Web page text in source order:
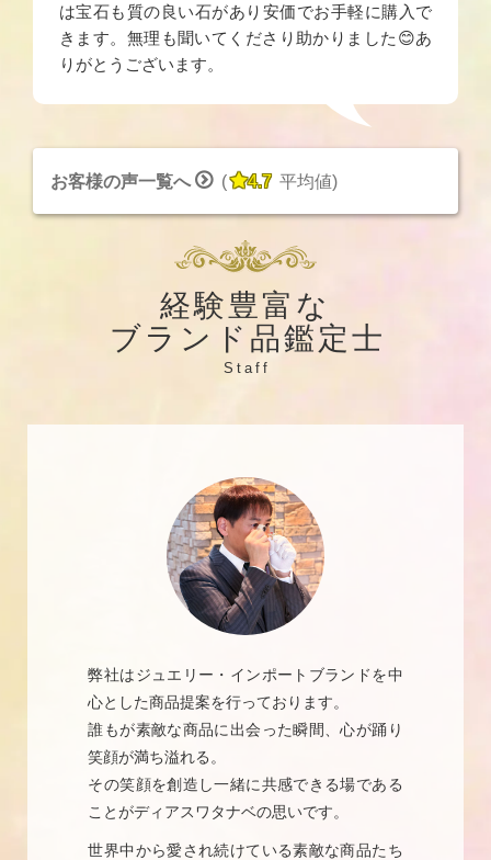
は宝石も質の良い石があり安価でお手軽に購入で
きます。無理も聞いてくださり助かりました😊あ
りがとうございます。
お客様の声一覧へ  (4.7 平均値)
経験豊富な
ブランド品鑑定士
Staff
弊社はジュエリー・インポートブランドを中
心とした商品提案を行っております。
誰もが素敵な商品に出会った瞬間、心が踊り
笑顔が満ち溢れる。
その笑顔を創造し一緒に共感できる場である
ことがディアスワタナベの思いです。
世界中から愛され続けている素敵な商品たち